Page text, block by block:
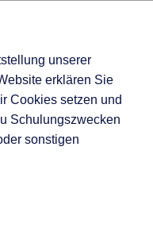
unserer
erklären Sie
Cookies setzen und
Schulungszwecken
sonstigen